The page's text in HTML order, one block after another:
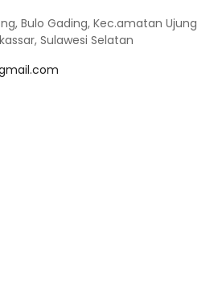
Bulo Gading, Kec.amatan Ujung
Sulawesi Selatan